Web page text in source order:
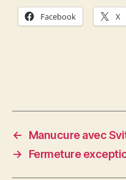
Facebook X
←
Manucure avec
→
Fermeture